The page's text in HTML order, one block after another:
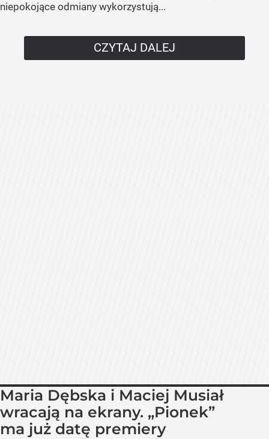
niepokojące odmiany wykorzystują...
CZYTAJ DALEJ
Maria Dębska i Maciej Musiał
wracają na ekrany. „Pionek”
ma już datę premiery